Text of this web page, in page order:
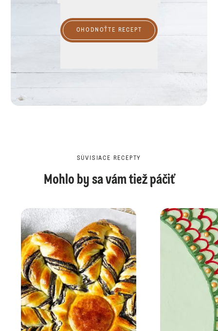
OHODNOŤTE RECEPT
SÚVISIACE RECEPTY
Mohlo by sa vám tiež páčiť